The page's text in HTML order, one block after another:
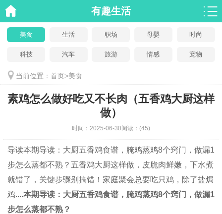
有趣生活
美食 生活 职场 母婴 时尚
科技 汽车 旅游 情感 宠物
当前位置： 首页>美食
素鸡怎么做好吃又不长肉（五香鸡大厨这样
做）
时间： 2025-06-30阅读： (45)
导读本期导读：大厨五香鸡食谱，腌鸡蒸鸡8个窍门，做漏1
步怎么蒸都不熟？五香鸡大厨这样做，皮脆肉鲜嫩，下水煮
就错了，关键步骤别搞错！家庭聚会总要吃只鸡，除了盐焗
鸡....本期导读：大厨五香鸡食谱，腌鸡蒸鸡8个窍门，做漏1
步怎么蒸都不熟？